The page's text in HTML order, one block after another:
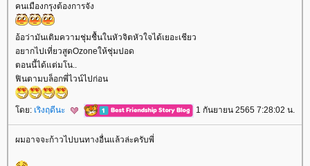
คนเมืองกรุงต้องการจัง
อ้อว่ามันเติมความชุ่มชื้นในหัวจิตหัวใจได้เยอะเชียว
อยากไปเที่ยวสูดOzoneให้ชุ่มปอด
ตอนนี้ได้แต่มโน..
ฟินตามบล็อกพี่ไวน์ไปก่อน
ดย: เริงฤดีนะ 1 กันยายน 2565 7:28:02 น.
ผมอาจจะก้าวไปบนทางอื่นแล้วล่ะครับพี่